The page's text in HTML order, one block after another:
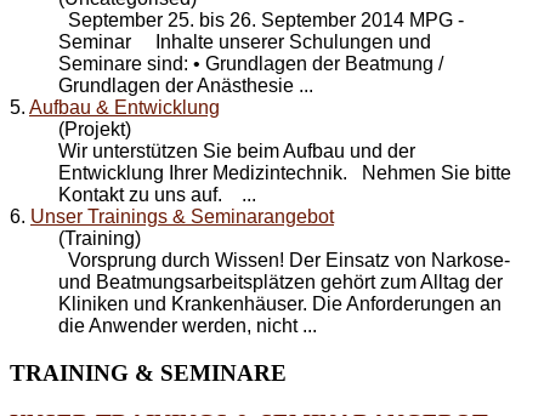
September 25. bis 26. September 2014 MPG -
Seminar Inhalte unserer Schulungen und
Seminare sind: • Grundlagen der Beatmung /
Grundlagen der Anästhesie ...
5. Aufbau & Entwicklung
(Projekt)
Wir unterstützen Sie beim Aufbau und der
Entwicklung Ihrer Medizintechnik. Nehmen Sie bitte
Kontakt zu uns auf. ...
6. Unser Trainings & Seminarangebot
(Training)
Vorsprung durch Wissen! Der Einsatz von Narkose-
und Beatmungsarbeitsplätzen gehört zum Alltag der
Kliniken und Krankenhäuser. Die Anforderungen an
die Anwender werden, nicht ...
TRAINING & SEMINARE